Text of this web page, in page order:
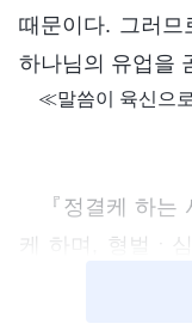
때문이다. 그러
하나님의 유업을
≪말씀이 육신으
『정결케 하
케 하며, 형벌ㆍ
역한 것들을 다